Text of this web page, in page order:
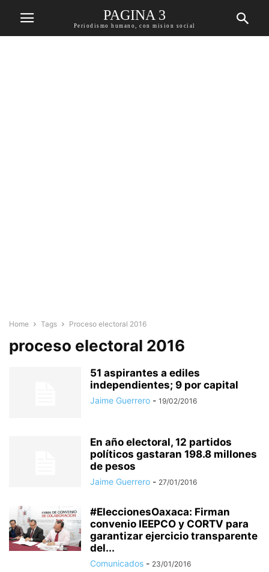
PAGINA 3
Periodismo humano, con mision social
Home Tags Proceso electoral 2016
proceso electoral 2016
51 aspirantes a ediles
independientes; 9 por capital
Jaime Guerrero - 19/02/2016
En año electoral, 12 partidos
políticos gastaran 198.8 millones
de pesos
Jaime Guerrero - 27/01/2016
#EleccionesOaxaca: Firman
convenio IEEPCO y CORTV para
garantizar ejercicio transparente
del...
Comunicados - 23/01/2016